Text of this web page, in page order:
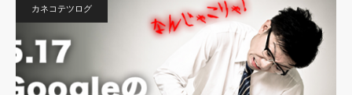
カネコテツログ